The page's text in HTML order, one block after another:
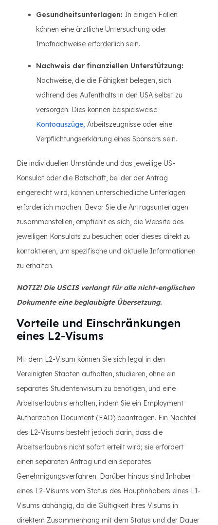
Gesundheitsunterlagen: In einigen Fällen
können eine ärztliche Untersuchung oder
Impfnachweise erforderlich sein.
Nachweis der finanziellen Unterstützung:
Nachweise, die die Fähigkeit belegen, sich
während des Aufenthalts in den USA selbst zu
versorgen. Dies können beispielsweise
Kontoauszüge, Arbeitszeugnisse oder eine
Verpflichtungserklärung eines Sponsors sein.
Die individuellen Umstände und das jeweilige US-
Konsulat oder die Botschaft, bei der der Antrag
eingereicht wird, können unterschiedliche Unterlagen
erforderlich machen. Bevor Sie die Antragsunterlagen
zusammenstellen, empfiehlt es sich, die Website des
jeweiligen Konsulats zu besuchen oder dieses direkt zu
kontaktieren, um spezifische und aktuelle Informationen
zu erhalten.
NOTIZ! Die USCIS verlangt für alle nicht-englischen
Dokumente eine beglaubigte Übersetzung.
Vorteile und Einschränkungen
eines L2-Visums
Mit dem L2-Visum können Sie sich legal in den
Vereinigten Staaten aufhalten, studieren, ohne ein
separates Studentenvisum zu benötigen, und eine
Arbeitserlaubnis erhalten, indem Sie ein Employment
Authorization Document (EAD) beantragen. Ein Nachteil
des L2-Visums besteht jedoch darin, dass die
Arbeitserlaubnis nicht sofort erteilt wird; sie erfordert
einen separaten Antrag und ein separates
Genehmigungsverfahren. Darüber hinaus sind Inhaber
eines L2-Visums vom Status des Hauptinhabers eines L1-
Visums abhängig, da die Gültigkeit ihres Visums in
direktem Zusammenhang mit dem Status und der Dauer